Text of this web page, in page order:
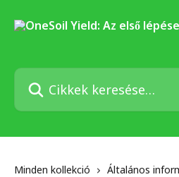
Cikkek keresése…
Minden kollekció
Általános